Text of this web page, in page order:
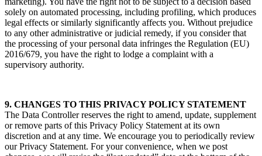
solely on automated processing, including profiling, which produces
legal effects or similarly significantly affects you. Without prejudice
to any other administrative or judicial remedy, if you consider that
the processing of your personal data infringes the Regulation (EU)
2016/679, you have the right to lodge a complaint with a
supervisory authority.
9. CHANGES TO THIS PRIVACY POLICY STATEMENT
The Data Controller reserves the right to amend, update, supplement
or remove parts of this Privacy Policy Statement at its own
discretion and at any time. We encourage you to periodically review
our Privacy Statement. For your convenience, when we post